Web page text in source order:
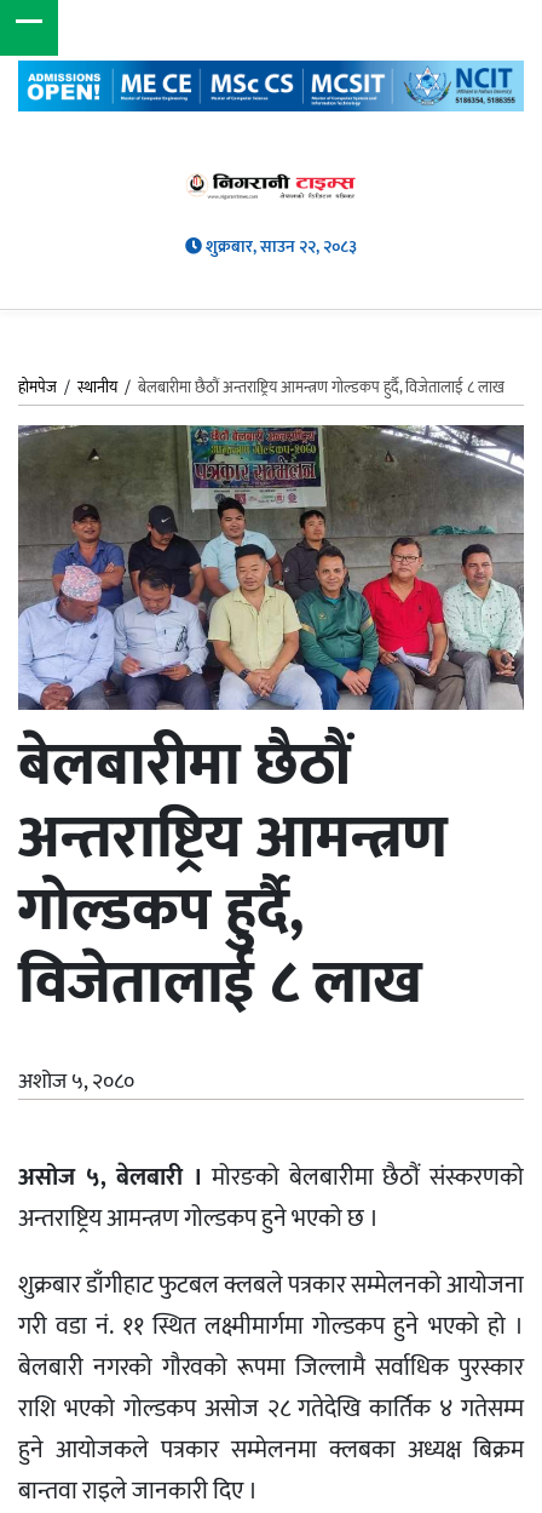
शुक्रबार, साउन २२, २०८३
होमपेज /स्थानीय/ बेलबारीमा छैठौं अन्तराष्ट्रिय आमन्त्रण गोल्डकप हुर्दै, विजेतालाई ८ लाख
बेलबारीमा छैठौं
अन्तराष्ट्रिय आमन्त्रण
गोल्डकप हुर्दै,
विजेतालाई ८ लाख
अशोज ५, २०८०
असोज ५, बेलबारी । मोरङको बेलबारीमा छैठौं संस्करणको
अन्तराष्ट्रिय आमन्त्रण गोल्डकप हुने भएको छ ।
शुक्रबार डाँगीहाट फुटबल क्लबले पत्रकार सम्मेलनको आयोजना
गरी वडा नं. ११ स्थित लक्ष्मीमार्गमा गोल्डकप हुने भएको हो ।
बेलबारी नगरको गौरवको रूपमा जिल्लामै सर्वाधिक पुरस्कार
राशि भएको गोल्डकप असोज २८ गतेदेखि कार्तिक ४ गतेसम्म
हुने आयोजकले पत्रकार सम्मेलनमा क्लबका अध्यक्ष बिक्रम
बान्तवा राइले जानकारी दिए ।